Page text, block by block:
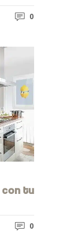
0
con tu
0